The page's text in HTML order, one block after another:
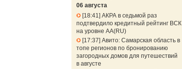
06 августа
18:41 АКРА в седьмой раз
подтвердило кредитный рейтинг ВСК
на уровне АА(RU)
17:37 Авито: Самарская область в
топе регионов по бронированию
загородных домов для путешествий
в августе